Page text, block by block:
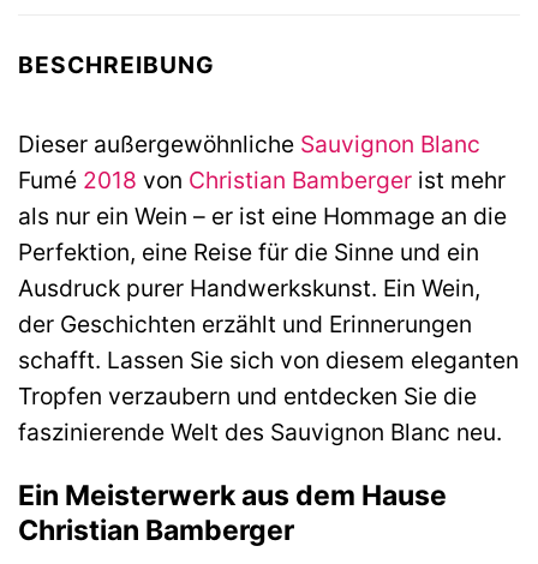
BESCHREIBUNG
Dieser außergewöhnliche Sauvignon Blanc
Fumé 2018 von Christian Bamberger ist mehr
als nur ein Wein – er ist eine Hommage an die
Perfektion, eine Reise für die Sinne und ein
Ausdruck purer Handwerkskunst. Ein Wein,
der Geschichten erzählt und Erinnerungen
schafft. Lassen Sie sich von diesem eleganten
Tropfen verzaubern und entdecken Sie die
faszinierende Welt des Sauvignon Blanc neu.
Ein Meisterwerk aus dem Hause
Christian Bamberger